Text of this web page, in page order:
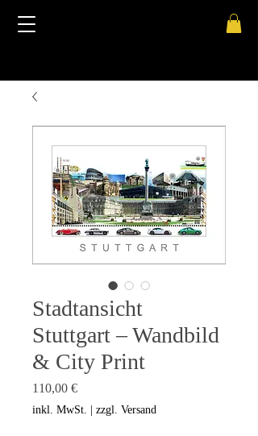
Stadtansicht
Stuttgart – Wandbild
& City Print
110,00 €Preis
inkl. MwSt. zzgl. Versand